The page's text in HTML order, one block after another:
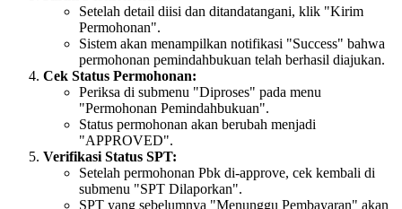
Setelah detail diisi dan ditandatangani, klik "Kirim
Permohonan".
Sistem akan menampilkan notifikasi "Success" bahwa
permohonan pemindahbukuan telah berhasil diajukan.
Cek Status Permohonan:
Periksa di submenu "Diproses" pada menu
"Permohonan Pemindahbukuan".
Status permohonan akan berubah menjadi
"APPROVED".
Verifikasi Status SPT:
Setelah permohonan Pbk di-approve, cek kembali di
submenu "SPT Dilaporkan".
SPT yang sebelumnya "Menunggu Pembayaran" akan